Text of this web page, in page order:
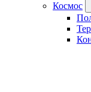
Космос